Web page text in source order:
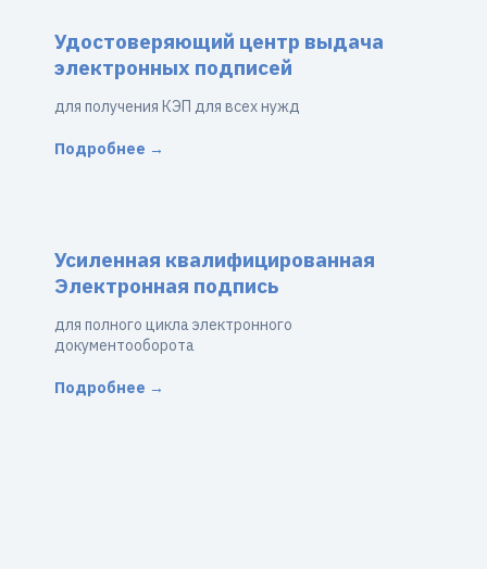
Удостоверяющий центр выдача
электронных подписей
для получения КЭП для всех нужд
Подробнее →
Усиленная квалифицированная
Электронная подпись
для полного цикла электронного
документооборота
Подробнее →